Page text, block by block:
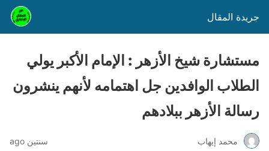
جريدة المقال
مستشارة شيخ الأزهر : الإمام الأكبر يولي
الطلاب الوافدين جل اهتمامه لأنهم ينشرون
رسالة الأزهر ببلادهم
محمد إيهاب سنتين ago